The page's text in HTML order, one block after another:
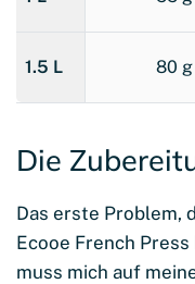
1.5 L 80 g
Die
Das erste Problem,
Ecooe French
muss mich auf